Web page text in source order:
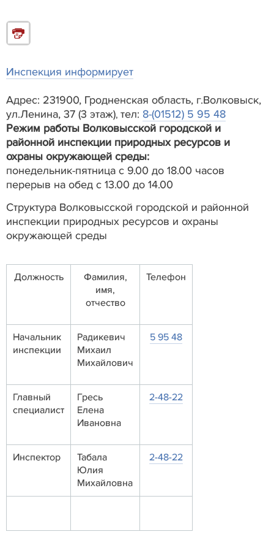
Инспекция информирует
Адрес: 231900, Гродненская область, г.Волковыск,
ул.Ленина, 37 (3 этаж), тел: 8-(01512) 5 95 48
Режим работы Волковысской городской и
районной инспекции природных ресурсов и
охраны окружающей среды:
понедельник-пятница с 9.00 до 18.00 часов
перерыв на обед с 13.00 до 14.00
Структура Волковысской городской и районной
инспекции природных ресурсов и охраны
окружающей среды
Должность
Фамилия,
имя,
отчество
Телефон
Начальник
инспекции
Радикевич
Михаил
Михайлович
5 95 48
Главный
специалист
Гресь
Елена
Ивановна
2-48-22
Инспектор
Табала
Юлия
Михайловна
2-48-22